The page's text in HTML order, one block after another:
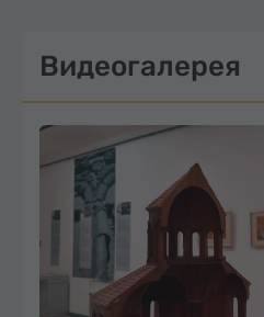
Видеогалерея